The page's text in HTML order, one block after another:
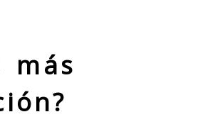
más